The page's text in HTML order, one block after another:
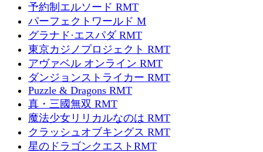
予約制エルソード RMT
パーフェクトワールド M
グラナド·エスパダ RMT
東京カジノプロジェクト RMT
アヴァベル オンライン RMT
ダンジョンストライカー RMT
Puzzle & Dragons RMT
真・三國無双 RMT
魔法少女リリカルなのは RMT
クラッシュオブキングス RMT
星のドラゴンクエストRMT